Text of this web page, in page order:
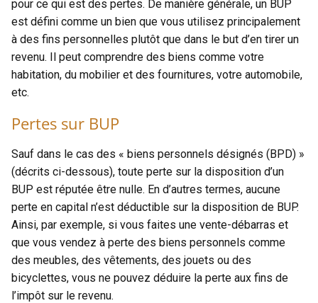
pour ce qui est des pertes. De manière générale, un BUP
est défini comme un bien que vous utilisez principalement
à des fins personnelles plutôt que dans le but d’en tirer un
revenu. Il peut comprendre des biens comme votre
habitation, du mobilier et des fournitures, votre automobile,
etc.
Pertes sur BUP
Sauf dans le cas des « biens personnels désignés (BPD) »
(décrits ci-dessous), toute perte sur la disposition d’un
BUP est réputée être nulle. En d’autres termes, aucune
perte en capital n’est déductible sur la disposition de BUP.
Ainsi, par exemple, si vous faites une vente-débarras et
que vous vendez à perte des biens personnels comme
des meubles, des vêtements, des jouets ou des
bicyclettes, vous ne pouvez déduire la perte aux fins de
l’impôt sur le revenu.